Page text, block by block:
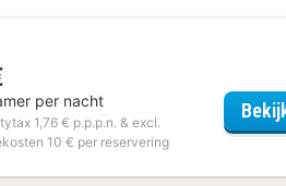
per nacht
1,76 € p.p.p.n. & excl.
10 € per reservering